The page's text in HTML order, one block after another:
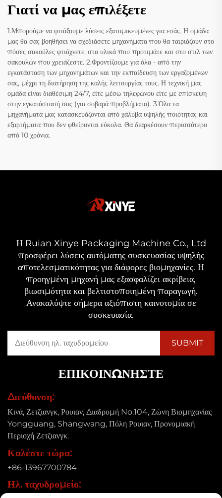
Γιατί να μας επιλέξετε
1.Μπορούμε να φτιάξουμε λύσεις εξατομικευμένες για εσάς. Η ομάδα
μας θα σας βοηθήσει να σχεδιάσετε μηχανήματα που θα ταιριάζουν στο
πόσες σακούλες φτιάχνετε, στα υλικά που προτιμάτε και στο στιλ των
σακουλών που χρειάζεστε. 2.Φροντίζουμε για όλα - από την
εγκατάσταση των μηχανημάτων και την εκπαίδευση των εργαζομένων
σας, μέχρι τη διατήρηση της καλής λειτουργίας τους. Η τεχνική μας
ομάδα είναι διαθέσιμη 24/7, είτε μέσω τηλεφώνου είτε με επίσκεψη
στην εγκατάστασή σας (για σοβαρά προβλήματα). 3.Όλα τα
μηχανήματά μας κατασκευάζονται από χάλυβα υψηλής ποιότητας και
εξαρτήματα που δεν φθείρονται εύκολα. Θα διαρκέσουν περισσότερο
από 10 χρόνια.
Η Ruian Xinye Packaging Machine Co., Ltd
προσφέρει λύσεις αυτόματης συσκευασίας υψηλής
αποτελεσματικότητας για διάφορες βιομηχανίες. Η
προηγμένη μηχανή μας εξασφαλίζει ακρίβεια,
βιωσιμότητα και βελτιστοποιημένη παραγωγή.
Ανακαλύψτε σήμερα αξιόπιστη καινοτομία σε
συσκευασία.
ΕΠΙΚΟΙΝΩΝΉΣΤΕ
Διεύθυνση:
Κινά, Ζετζιανγκ, Ρουιαν, Διαδρομή No.104, Ζώνη Βιομηχανίας
Yongguang, Shangwang, Πόλη Ρουιαν, Προνομιακή
Περιοχή Ζετζιανγκ.
Καλέστε τώρα:
+86-13967700784
Ηλ. ταχυδρομείο: